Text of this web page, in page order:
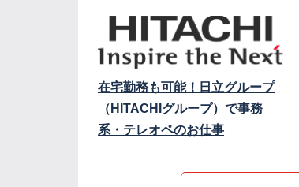
在宅勤務も可能！日立グループ
（HITACHIグループ）で事務
系・テレオペのお仕事